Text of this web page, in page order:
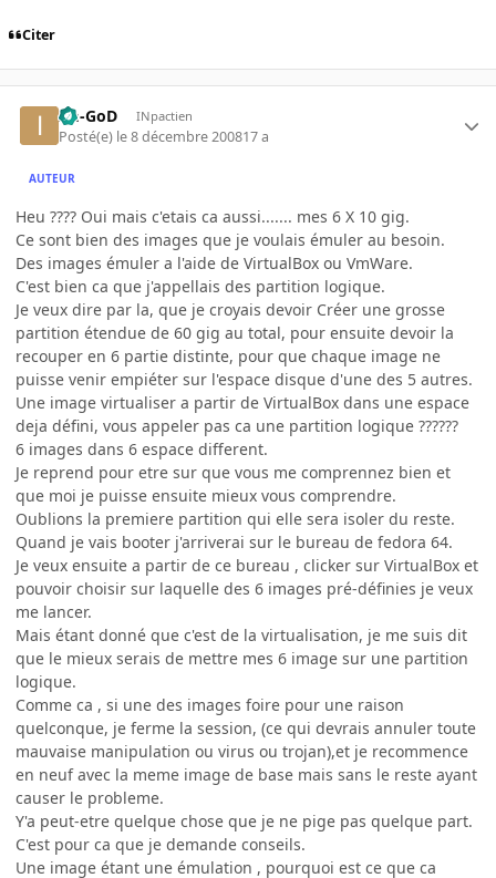
Citer
Im-GoD INpactien
Posté(e) le 8 décembre 200817 a
AUTEUR
Heu ???? Oui mais c'etais ca aussi....... mes 6 X 10 gig.
Ce sont bien des images que je voulais émuler au besoin.
Des images émuler a l'aide de VirtualBox ou VmWare.
C'est bien ca que j'appellais des partition logique.
Je veux dire par la, que je croyais devoir Créer une grosse
partition étendue de 60 gig au total, pour ensuite devoir la
recouper en 6 partie distinte, pour que chaque image ne
puisse venir empiéter sur l'espace disque d'une des 5 autres.
Une image virtualiser a partir de VirtualBox dans une espace
deja défini, vous appeler pas ca une partition logique ??????
6 images dans 6 espace different.
Je reprend pour etre sur que vous me comprennez bien et
que moi je puisse ensuite mieux vous comprendre.
Oublions la premiere partition qui elle sera isoler du reste.
Quand je vais booter j'arriverai sur le bureau de fedora 64.
Je veux ensuite a partir de ce bureau , clicker sur VirtualBox et
pouvoir choisir sur laquelle des 6 images pré-définies je veux
me lancer.
Mais étant donné que c'est de la virtualisation, je me suis dit
que le mieux serais de mettre mes 6 image sur une partition
logique.
Comme ca , si une des images foire pour une raison
quelconque, je ferme la session, (ce qui devrais annuler toute
mauvaise manipulation ou virus ou trojan),et je recommence
en neuf avec la meme image de base mais sans le reste ayant
causer le probleme.
Y'a peut-etre quelque chose que je ne pige pas quelque part.
C'est pour ca que je demande conseils.
Une image étant une émulation , pourquoi est ce que ca